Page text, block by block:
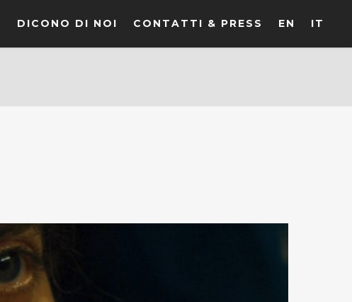
DICONO DI NOI CONTATTI & PRESS EN IT